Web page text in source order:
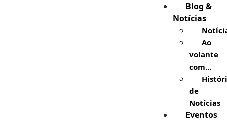
Blog &
Notícias
Ao
volante
com…
de
Notícias
Eventos